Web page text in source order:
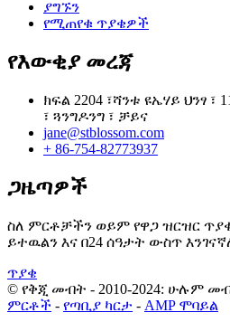
ያግኙን
የሚጠየቁ ጥያቄዎች
የእውቂያ መረጃ
ክፍል 2204 ፣ሻንቱ ዩኤሃይ ህንፃ
፣ ጓንግዶንግ ፣ ቻይና
jane@stblossom.com
+ 86-754-82773937
ጋዜጣዎች
ስለ ምርቶቻችን ወይም የዋጋ ዝርዝር
ይተዉልን እና በ24 ሰዓታት ውስጥ
ጥያቄ
© የቅጂ መብት - 2010-2024: ሁሉም
ምርቶች - የጣቢያ ካርታ - AMP ሞባይል